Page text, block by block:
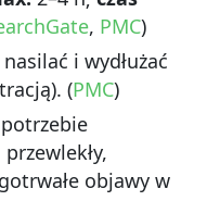
, PMC)
i wydłużać
(PMC)
objawy w